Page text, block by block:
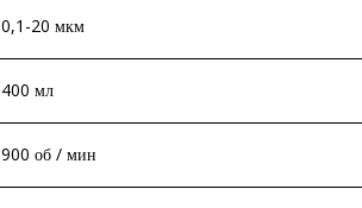
0,1-20 мкм
400 мл
900 об / мин